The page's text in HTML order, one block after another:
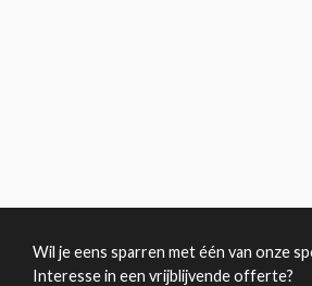
Wil je eens sparren met één van onze
Interesse in een vrijblijvende offerte?